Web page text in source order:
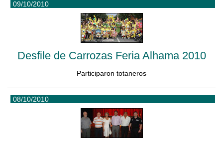
09/10/2010
Desfile de Carrozas Feria Alhama 2010
Participaron totaneros
08/10/2010